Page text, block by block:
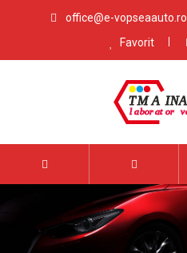
office@e-vopseaauto.ro
Favorit